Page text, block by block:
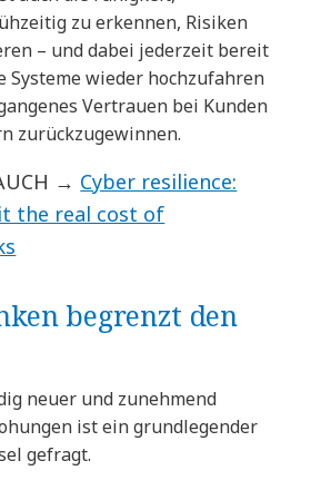
zu erkennen, Risiken
– und dabei jederzeit bereit
Systeme wieder hochzufahren
Vertrauen bei Kunden
zurückzugewinnen.
→ Cyber resilience:
the real cost of
begrenzt den
neuer und zunehmend
ist ein grundlegender
gefragt.